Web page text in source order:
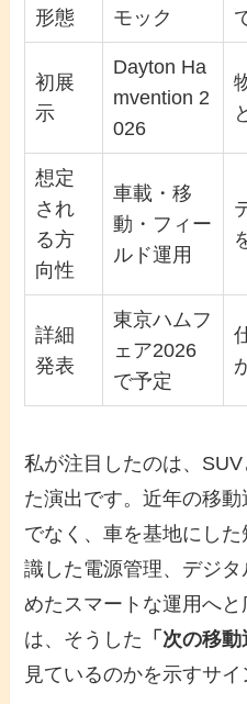
形態
モック
初展
示
Dayton Ha
mvention 2
026
想定
され
る方
向性
車載・移
動・フィー
ルド運用
詳細
発表
東京ハムフ
ェア2026
で予定
私が注目したのは、
た演出です。近年の移
でなく、車を基地にし
識した電源管理、デジ
めたスマートな運用へ
は、そうした 「次の移動
見ているのかを示すサイ